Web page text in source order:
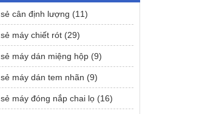
cân định lượng (11)
máy chiết rót (29)
máy dán miệng hộp (9)
máy dán tem nhãn (9)
máy đóng nắp chai lọ (16)